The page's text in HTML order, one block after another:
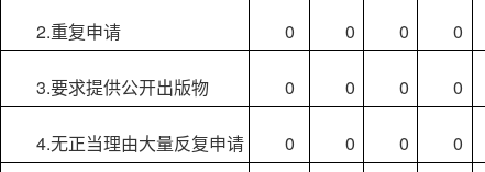
2.重复申请 0 0 0 0
3.要求提供公开出版物 0 0 0 0
4.无正当理由大量反复申请 0 0 0 0